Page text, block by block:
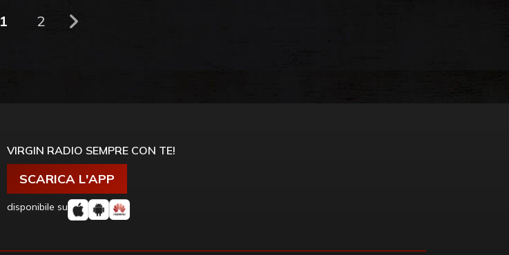
1 2
VIRGIN RADIO SEMPRE CON TE!
SCARICA L'APP
disponibile su